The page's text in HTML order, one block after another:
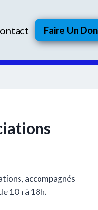
Faire Un Don
accompagnés
10h à 18h.